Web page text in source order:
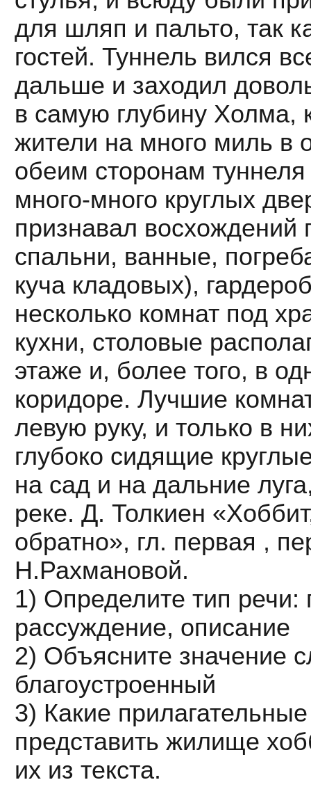
для шляп и пальто, так
гостей. Туннель вился
дальше и заходил
в самую глубину Холма,
жители на много миль в
обеим сторонам
много-много круглых
признавал восхождений
спальни, ванные,
куча кладовых),
несколько комнат под
кухни, столовые
этаже и, более того, в
коридоре. Лучшие
левую руку, и только в
глубоко сидящие
на сад и на дальние
реке. Д. Толкиен
обратно», гл. первая ,
Н.Рахмановой.
1) Определите тип речи:
рассуждение, описание
2) Объясните значение
благоустроенный
3) Какие
представить жилище
их из текста.